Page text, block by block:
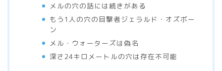
メルの穴の話には続きがある
もう1人の穴の目撃者ジェラルド・オズボー
ン
メル・ウォーターズは偽名
深さ24キロメートルの穴は存在不可能